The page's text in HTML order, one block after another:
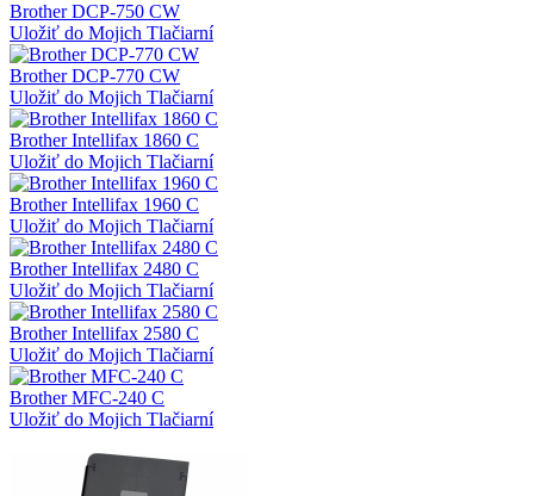
Brother DCP-750 CW
Uložiť do Mojich Tlačiarní
Brother DCP-770 CW
Uložiť do Mojich Tlačiarní
Brother Intellifax 1860 C
Uložiť do Mojich Tlačiarní
Brother Intellifax 1960 C
Uložiť do Mojich Tlačiarní
Brother Intellifax 2480 C
Uložiť do Mojich Tlačiarní
Brother Intellifax 2580 C
Uložiť do Mojich Tlačiarní
Brother MFC-240 C
Uložiť do Mojich Tlačiarní